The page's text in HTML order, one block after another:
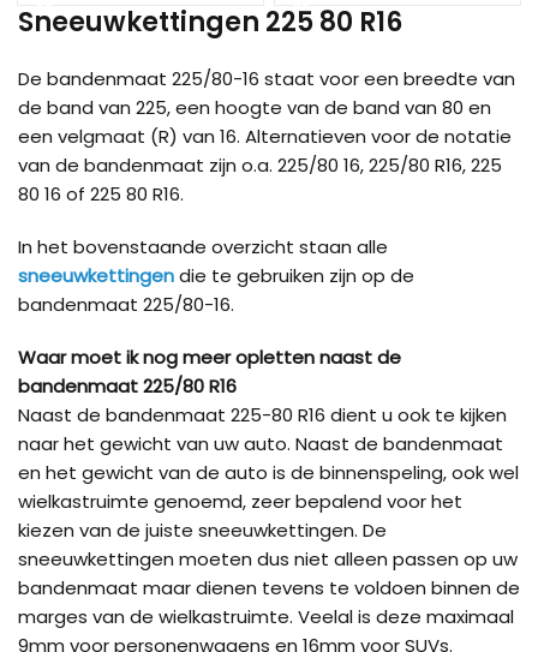
Sneeuwkettingen 225 80 R16
De bandenmaat 225/80-16 staat voor een breedte van
de band van 225, een hoogte van de band van 80 en
een velgmaat (R) van 16. Alternatieven voor de notatie
van de bandenmaat zijn o.a. 225/80 16, 225/80 R16, 225
80 16 of 225 80 R16.
In het bovenstaande overzicht staan alle
sneeuwkettingendie te gebruiken zijn op de
bandenmaat 225/80-16.
Waar moet ik nog meer opletten naast de
bandenmaat 225/80 R16
Naast de bandenmaat 225-80 R16 dient u ook te kijken
naar het gewicht van uw auto. Naast de bandenmaat
en het gewicht van de auto is de binnenspeling, ook wel
wielkastruimte genoemd, zeer bepalend voor het
kiezen van de juiste sneeuwkettingen. De
sneeuwkettingen moeten dus niet alleen passen op uw
bandenmaat maar dienen tevens te voldoen binnen de
marges van de wielkastruimte. Veelal is deze maximaal
9mm voor personenwagens en 16mm voor SUVs.